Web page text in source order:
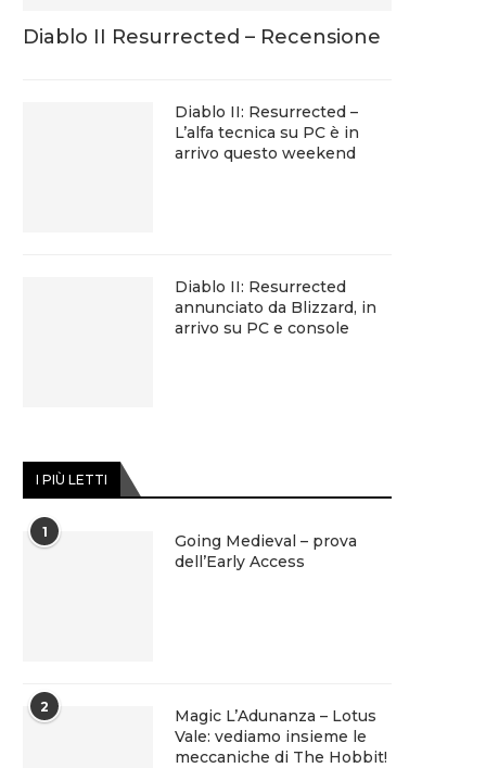
Diablo II Resurrected – Recensione
Diablo II: Resurrected –
L’alfa tecnica su PC è in
arrivo questo weekend
Diablo II: Resurrected
annunciato da Blizzard, in
arrivo su PC e console
I PIÙ LETTI
1
Going Medieval – prova
dell’Early Access
2
Magic L’Adunanza – Lotus
Vale: vediamo insieme le
meccaniche di The Hobbit!